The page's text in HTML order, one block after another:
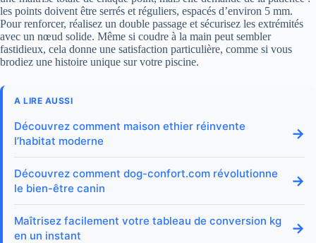
les points doivent être serrés et réguliers, espacés d’environ 5 mm.
Pour renforcer, réalisez un double passage et sécurisez les extrémités
avec un nœud solide. Même si coudre à la main peut sembler
fastidieux, cela donne une satisfaction particulière, comme si vous
brodiez une histoire unique sur votre piscine.
A LIRE AUSSI
Découvrez comment maison ethier réinvente
l’habitat moderne
→
Découvrez comment dog-confort.com révolutionne
le bien-être canin
→
Maîtrisez facilement votre tableau de conversion kg
en un instant
→